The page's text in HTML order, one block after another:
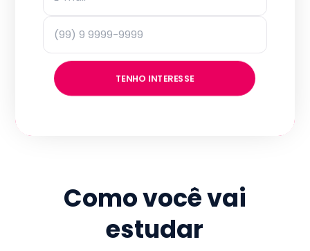
TENHO INTERESSE
Como você vai
estudar